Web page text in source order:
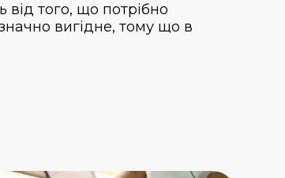
від того, що потрібно
вигідне, тому що в